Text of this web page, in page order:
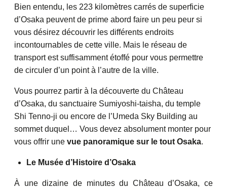
Bien entendu, les 223 kilomètres carrés de superficie
d’Osaka peuvent de prime abord faire un peu peur si
vous désirez découvrir les différents endroits
incontournables de cette ville. Mais le réseau de
transport est suffisamment étoffé pour vous permettre
de circuler d’un point à l’autre de la ville.
Vous pourrez partir à la découverte du Château
d’Osaka, du sanctuaire Sumiyoshi-taisha, du temple
Shi Tenno-ji ou encore de l’Umeda Sky Building au
sommet duquel… Vous devez absolument monter pour
vous offrir une vue panoramique sur le tout Osaka.
Le Musée d’Histoire d’Osaka
À une dizaine de minutes du Château d’Osaka, ce